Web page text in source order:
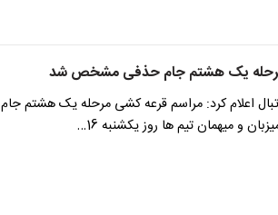
یک هشتم جام حذفی مشخص شد
اعلام کرد: مراسم قرعه کشی مرحله یک هشتم جام
و میهمان تیم ها روز یکشنبه 16…